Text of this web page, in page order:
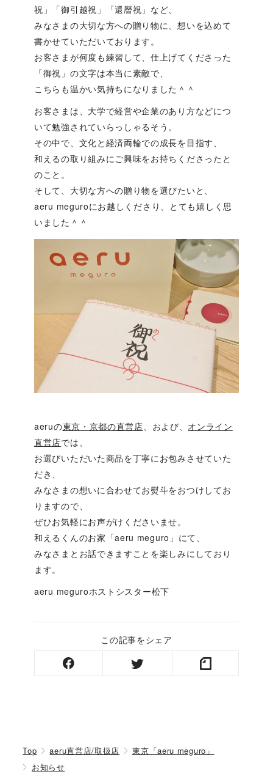
祝」「御引越祝」「還暦祝」など、
みなさまの大切な方への贈り物に、想いを込めて
書かせていただいております。
お客さまが何度も練習して、仕上げてくださった
「御祝」の文字は本当に素敵で、
こちらも温かい気持ちになりました＾＾
お客さまは、大学で経営や企業のあり方などにつ
いて勉強されていらっしゃるそう。
その中で、文化と経済両輪での成長を目指す、
和えるの取り組みにご興味をお持ちくださったと
のこと。
そして、大切な方への贈り物を選びたいと、
aeru meguroにお越しくださり、とても嬉しく思
いました＾＾
aeruの東京・京都の直営店 、および、 オンライン
直営店では、
お選びいただいた商品を丁寧にお包みさせていた
だき、
みなさまの想いに合わせてお熨斗をおつけしてお
りますので、
ぜひお気軽にお声がけくださいませ。
和えるくんのお家「aeru meguro」にて、
みなさまとお話できますことを楽しみにしており
ます。
aeru meguroホストシスター松下
この記事をシェア
Top aeru直営店/取扱店
東京「aeru meguro」
お知らせ